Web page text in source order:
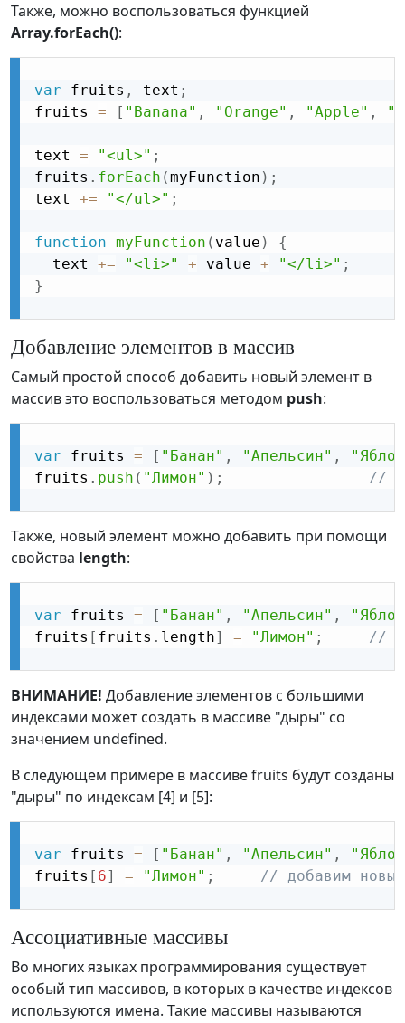
Также, можно воспользоваться функцией
Array.forEach():
var fruits , text ;
fruits = [ "Banana" , "Orange" , "Apple" ,
text = "<ul>" ;
fruits . forEach (myFunction ) ;
text += "</ul>" ;
function myFunction ( value )
{
  text
+= "<li>" + value + "</li>" ;
}
Добавление элементов в массив
Самый простой способ добавить новый элемент в
массив это воспользоваться методом push:
var fruits = [ "Банан" , "Апельсин" ,
fruits . push ( "Лимон" ) ; //
Также, новый элемент можно добавить при помощи
свойства length:
var fruits = [ "Банан" , "Апельсин" ,
fruits [ fruits . length] = "Лимон" ; //
ВНИМАНИЕ! Добавление элементов с большими
индексами может создать в массиве "дыры" со
значением undefined.
В следующем примере в массиве fruits будут созданы
"дыры" по индексам [4] и [5]:
var fruits = [ "Банан" , "Апельсин" ,
fruits [ 6] = "Лимон" ; // добавим
Ассоциативные массивы
Во многих языках программирования существует
особый тип массивов, в которых в качестве индексов
используются имена. Такие массивы называются